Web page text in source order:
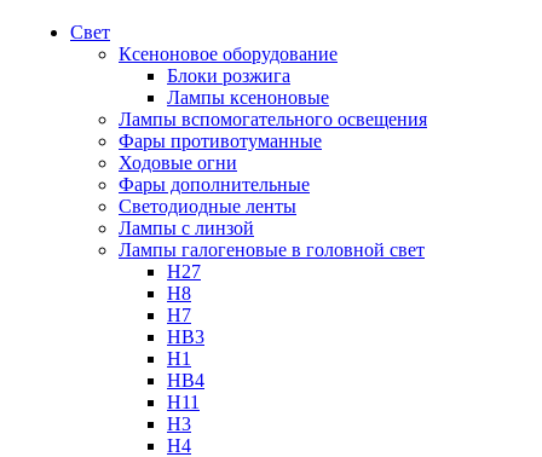
Свет
Ксеноновое оборудование
Блоки розжига
Лампы ксеноновые
Лампы вспомогательного освещения
Фары противотуманные
Ходовые огни
Фары дополнительные
Светодиодные ленты
Лампы с линзой
Лампы галогеновые в головной свет
H27
H8
H7
HB3
H1
HB4
H11
H3
H4